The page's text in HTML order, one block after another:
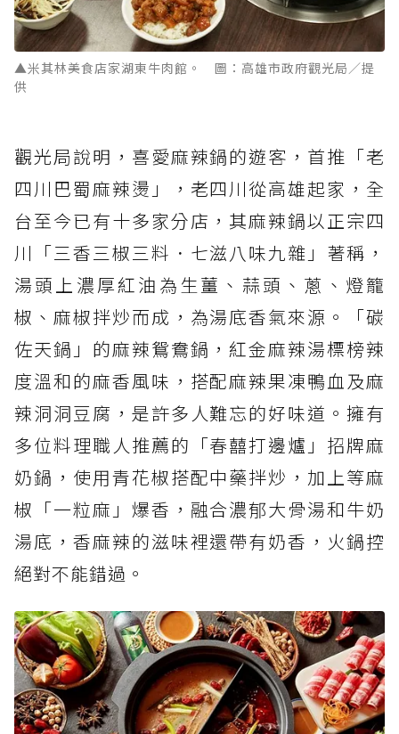
▲米其林美食店家湖東牛肉館。 圖：高雄市政府觀光局／提
供
觀光局說明，喜愛麻辣鍋的遊客，首推「老
四川巴蜀麻辣燙」，老四川從高雄起家，全
台至今已有十多家分店，其麻辣鍋以正宗四
川「三香三椒三料．七滋八味九雜」著稱，
湯頭上濃厚紅油為生薑、蒜頭、蔥、燈籠
椒、麻椒拌炒而成，為湯底香氣來源。「碳
佐天鍋」的麻辣鴛鴦鍋，紅金麻辣湯標榜辣
度溫和的麻香風味，搭配麻辣果凍鴨血及麻
辣洞洞豆腐，是許多人難忘的好味道。擁有
多位料理職人推薦的「春囍打邊爐」招牌麻
奶鍋，使用青花椒搭配中藥拌炒，加上等麻
椒「一粒麻」爆香，融合濃郁大骨湯和牛奶
湯底，香麻辣的滋味裡還帶有奶香，火鍋控
絕對不能錯過。